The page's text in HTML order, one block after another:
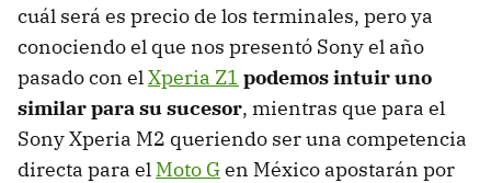
cuál será es precio de los terminales, pero ya
conociendo el que nos presentó Sony el año
pasado con elXperia Z1 podemos intuir uno
similar para su sucesor, mientras que para el
Sony Xperia M2 queriendo ser una competencia
directa para el Moto Gen México apostarán por